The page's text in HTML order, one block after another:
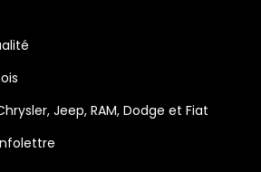
Jeep, RAM, Dodge et Fiat